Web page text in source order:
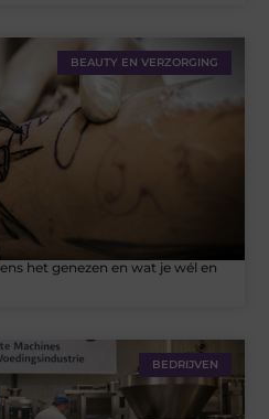
BEAUTY EN VERZORGING
het genezen en wat je wél en
BEDRIJVEN